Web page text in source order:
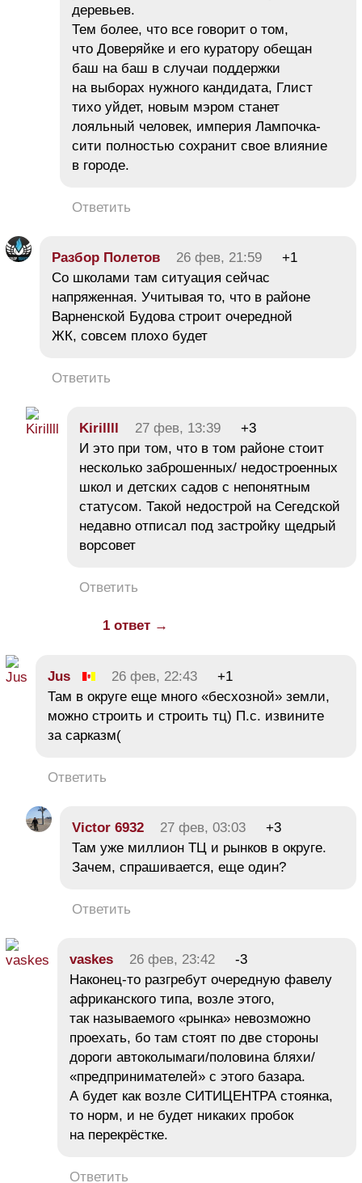
деревьев.
Тем более, что все говорит о том,
что Доверяйке и его куратору обещан
баш на баш в случаи поддержки
на выборах нужного кандидата, Глист
тихо уйдет, новым мэром станет
лояльный человек, империя Лампочка-
сити полностью сохранит свое влияние
в городе.
Ответить
Разбор Полетов 26 фев, 21:59
+1
Со школами там ситуация сейчас
напряженная. Учитывая то, что в районе
Варненской Будова строит очередной
ЖК, совсем плохо будет
Ответить
Kirillll 27 фев, 13:39
+3
И это при том, что в том районе стоит
несколько заброшенных/ недостроенных
школ и детских садов с непонятным
статусом. Такой недострой на Сегедской
недавно отписал под застройку щедрый
ворсовет
Ответить
1 ответ →
Jus 26 фев, 22:43
+1
Там в округе еще много «бесхозной» земли,
можно строить и строить тц) П.с. извините
за сарказм(
Ответить
Victor 6932 27 фев, 03:03
+3
Там уже миллион ТЦ и рынков в округе.
Зачем, спрашивается, еще один?
Ответить
vaskes 26 фев, 23:42
-3
Наконец-то разгребут очередную фавелу
африканского типа, возле этого,
так называемого «рынка» невозможно
проехать, бо там стоят по две стороны
дороги автоколымаги/половина бляхи/
«предпринимателей» с этого базара.
А будет как возле СИТИЦЕНТРА стоянка,
то норм, и не будет никаких пробок
на перекрёстке.
Ответить